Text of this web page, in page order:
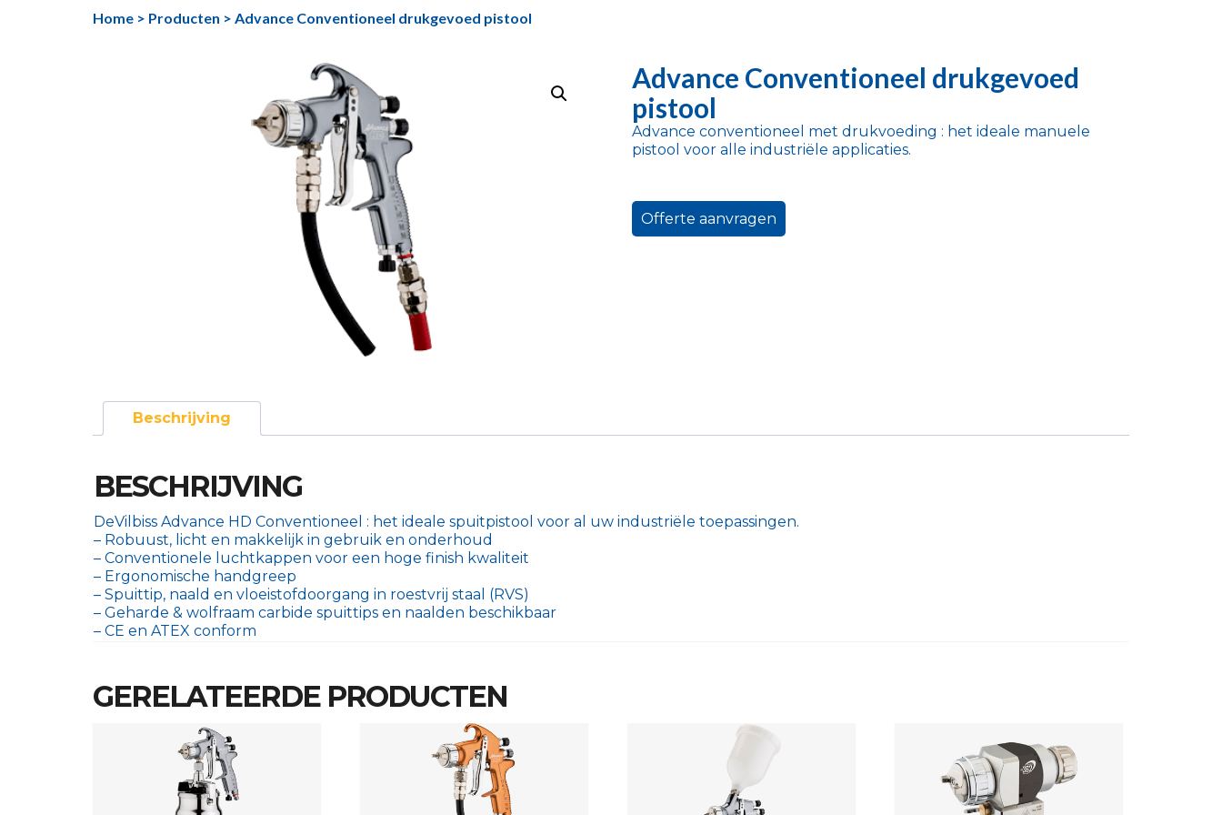
Home > Producten > Advance Conventioneel drukgevoed pistool
Advance Conventioneel drukgevoed
pistool
Advance conventioneel met drukvoeding : het ideale manuele
pistool voor alle industriële applicaties.
Offerte aanvragen
Beschrijving
BESCHRIJVING
DeVilbiss Advance HD Conventioneel : het ideale spuitpistool voor al uw industriële toepassingen.
– Robuust, licht en makkelijk in gebruik en onderhoud
– Conventionele luchtkappen voor een hoge finish kwaliteit
– Ergonomische handgreep
– Spuittip, naald en vloeistofdoorgang in roestvrij staal (RVS)
– Geharde & wolfraam carbide spuittips en naalden beschikbaar
– CE en ATEX conform
GERELATEERDE PRODUCTEN